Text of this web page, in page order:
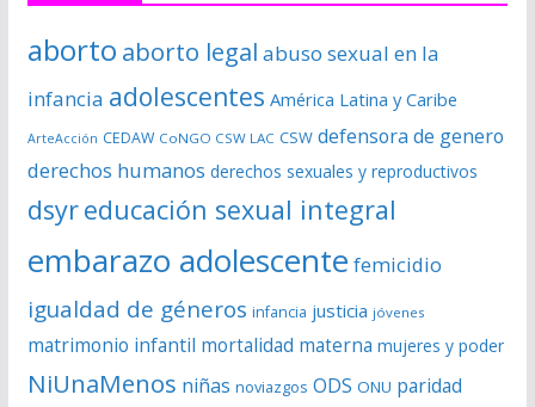
v
í
e
o
aborto aborto legal abuso sexual en la
infancia adolescentes América Latina y Caribe
ArteAcción CEDAW CoNGO CSW LAC CSW defensora de genero
derechos humanos derechos sexuales y reproductivos
dsyreducación sexual integral
embarazo adolescente femicidio
igualdad de géneros infancia justicia jóvenes
matrimonio infantil mortalidad materna mujeres y poder
NiUnaMenos niñas noviazgos ODS ONU paridad